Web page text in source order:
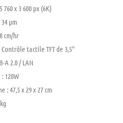
x 3 600 px (6K)
μm
cm/hr
tactile TFT de 3,5″
A 2.0 / LAN
120W
: 47,5 x 29 x 27 cm